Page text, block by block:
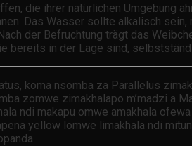
die ihrer natürlichen Umgebung
Das Wasser sollte alkalisch
der Befruchtung trägt das
bereits in der Lage sind,
koma nsomba za Parallelus
zomwe zimakhalapo m’madzi a
ndi makapu omwe amakhala
yellow lomwe limakhala ndi